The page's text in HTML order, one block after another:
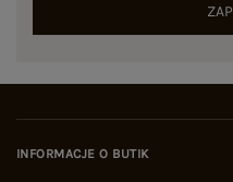
INFORMACJE O BUTIK